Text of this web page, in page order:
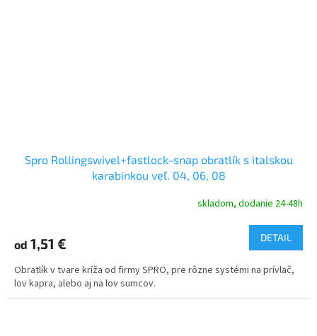
Spro Rollingswivel+fastlock-snap obratlík s italskou
karabinkou veľ. 04, 06, 08
skladom, dodanie 24-48h
od 1,51 € DETAIL
Obratlík v tvare kríža od firmy SPRO, pre rôzne systémi na prívlač,
lov kapra, alebo aj na lov sumcov.